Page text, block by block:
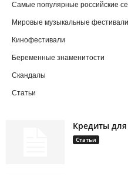
Самые популярные российские
Мировые музыкальные фестивали
Кинофестивали
Беременные знаменитости
Скандалы
Статьи
Кредиты
Статьи